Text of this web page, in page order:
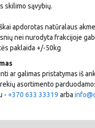
skilimo sąvybių.
apdorotas natūralaus
nei nurodyta frakcijoje
paklaida +/-50kg
ar galimas pristatymas iš
asortimento
- +370 633 33319 arba